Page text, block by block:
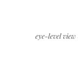
eye-level